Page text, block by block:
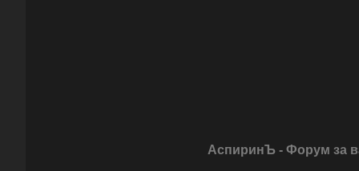
АспиринЪ - Форум за